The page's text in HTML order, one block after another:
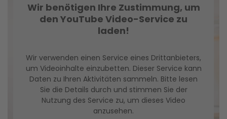
Wir benötigen Ihre Zustimmung, um
den YouTube Video-Service zu
laden!
Wir verwenden einen Service eines Drittanbieters,
um Videoinhalte einzubetten. Dieser Service kann
Daten zu Ihren Aktivitäten sammeln. Bitte lesen
Sie die Details durch und stimmen Sie der
Nutzung des Service zu, um dieses Video
anzusehen.